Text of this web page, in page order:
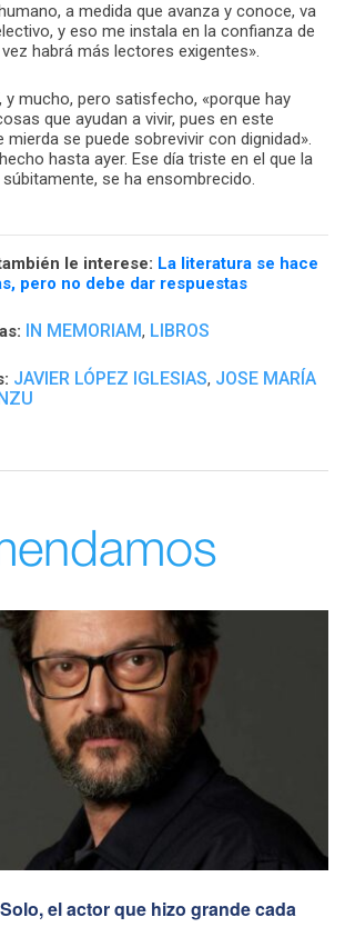
a medida que avanza y conoce, va
y eso me instala en la confianza de
habrá más lectores exigentes».
y mucho, pero satisfecho, «porque hay
que ayudan a vivir, pues en este
mierda se puede sobrevivir con dignidad».
hasta ayer. Ese día triste en el que la
se ha ensombrecido.
le interese: La literatura se hace
pero no debe dar respuestas
IN MEMORIAM, LIBROS
JAVIER LÓPEZ IGLESIAS, JOSE MARÍA
el actor que hizo grande cada